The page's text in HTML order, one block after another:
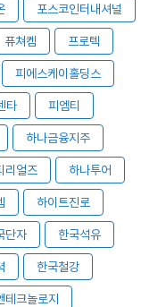
포스코인터내셔널
퓨쳐켐 프로텍
피에스케이홀딩스
타 피엠티
하나금융지주
리얼즈 하나투어
하이트진로
단자 한국석유
한국철강
테크놀로지